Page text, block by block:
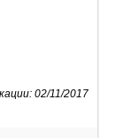
02/11/2017